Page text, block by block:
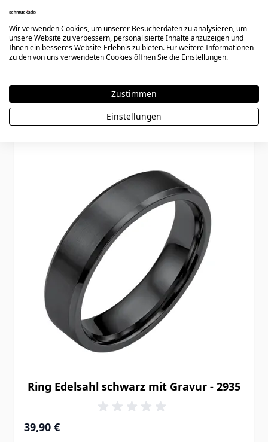
Blumenring mit Gravur Edelstahl - 1908
Special Price
27,90 €Regular Price
34,90 €
Ring Edelsahl schwarz mit Gravur - 2935
39,90 €
Wir verwenden Cookies, um unserer Besucherdaten zu analysieren, um
unsere Website zu verbessern, personalisierte Inhalte anzuzeigen und
Ihnen ein besseres Website-Erlebnis zu bieten. Für weitere Informationen
zu den von uns verwendeten Cookies öffnen Sie die Einstellungen.
Zustimmen
Einstellungen